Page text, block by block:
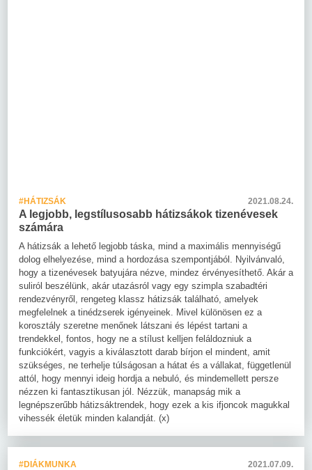
#HÁTIZSÁK 2021.08.24.
A legjobb, legstílusosabb hátizsákok tizenévesek
számára
A hátizsák a lehető legjobb táska, mind a maximális mennyiségű
dolog elhelyezése, mind a hordozása szempontjából. Nyilvánvaló,
hogy a tizenévesek batyujára nézve, mindez érvényesíthető. Akár a
suliról beszélünk, akár utazásról vagy egy szimpla szabadtéri
rendezvényről, rengeteg klassz hátizsák található, amelyek
megfelelnek a tinédzserek igényeinek. Mivel különösen ez a
korosztály szeretne menőnek látszani és lépést tartani a
trendekkel, fontos, hogy ne a stílust kelljen feláldozniuk a
funkciókért, vagyis a kiválasztott darab bírjon el mindent, amit
szükséges, ne terhelje túlságosan a hátat és a vállakat, függetlenül
attól, hogy mennyi ideig hordja a nebuló, és mindemellett persze
nézzen ki fantasztikusan jól. Nézzük, manapság mik a
legnépszerűbb hátizsáktrendek, hogy ezek a kis ifjoncok magukkal
vihessék életük minden kalandját. (x)
#DIÁKMUNKA 2021.07.09.